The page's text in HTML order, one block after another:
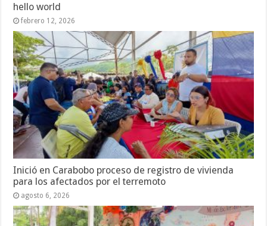
hello world
febrero 12, 2026
Inició en Carabobo proceso de registro de vivienda
para los afectados por el terremoto
agosto 6, 2026